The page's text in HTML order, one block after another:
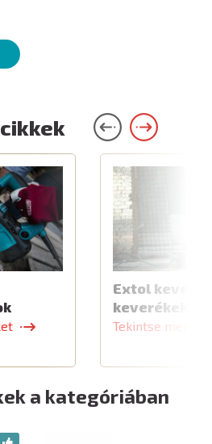
Extol
Tekintse meg a
a kategóriában